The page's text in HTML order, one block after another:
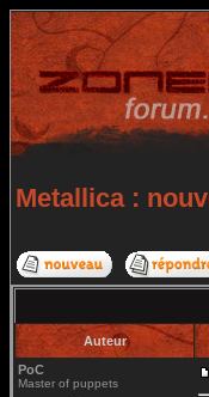
Metallica :
Auteur
PoC
Master of puppets